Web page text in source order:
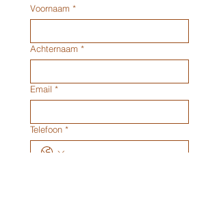
Voornaam *
Achternaam *
Email *
Telefoon *